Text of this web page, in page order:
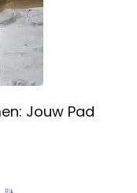
Jouw Pad